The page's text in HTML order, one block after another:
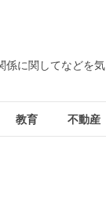
係に関してなどを
教育 不動産